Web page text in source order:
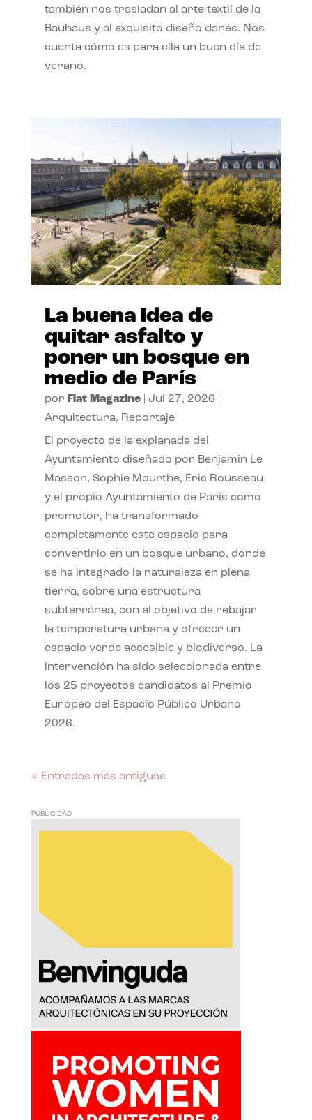
también nos trasladan al arte textil de la
Bauhaus y al exquisito diseño danés. Nos
cuenta cómo es para ella un buen día de
verano.
La buena idea de
quitar asfalto y
poner un bosque en
medio de París
por Flat Magazine| Jul 27, 2026
Arquitectura, Reportaje
El proyecto de la explanada del
Ayuntamiento diseñado por Benjamin Le
Masson, Sophie Mourthe, Eric Rousseau
y el propio Ayuntamiento de París como
promotor, ha transformado
completamente este espacio para
convertirlo en un bosque urbano, donde
se ha integrado la naturaleza en plena
tierra, sobre una estructura
subterránea, con el objetivo de rebajar
la temperatura urbana y ofrecer un
espacio verde accesible y biodiverso. La
intervención ha sido seleccionada entre
los 25 proyectos candidatos al Premio
Europeo del Espacio Público Urbano
2026.
« Entradas más antiguas
PUBLICIDAD